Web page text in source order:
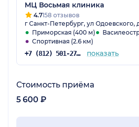
МЦ Восьмая клиника
4.7158 отзывов
г Санкт-Петербург, ул Одоевского,
Приморская (400 м)
Спортивная (2.6 км)
+7 (812) 501-27-63 показать
Стоимость приёма
5 600 ₽